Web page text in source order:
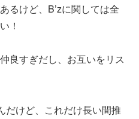
るけど、B’zに関しては全
！
良すぎだし、お互いをリス
だけど、これだけ長い間推